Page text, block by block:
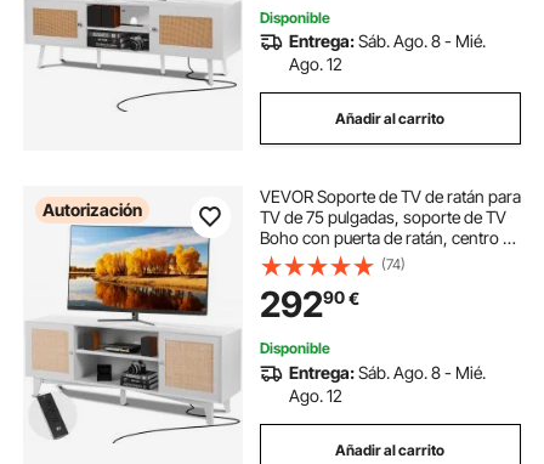
Disponible
Entrega:Sáb. Ago. 8 - Mié.
Ago. 12
Añadir al carrito
Autorización
VEVOR Soporte de TV de ratán para
TV de 75 pulgadas, soporte de TV
Boho con puerta de ratán, centro de
entretenimiento con enchufe
incorporado, gabinete de
almacenamiento con 2 estantes,
consola de TV moderna para sala
de estar, sala multimedia, blanco
(74)
29290€
Disponible
Entrega:Sáb. Ago. 8 - Mié.
Ago. 12
Añadir al carrito